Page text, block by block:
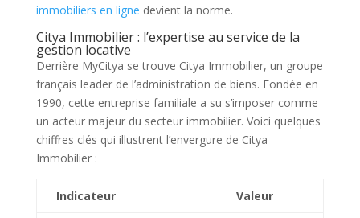
immobiliers en ligne devient la norme.
Citya Immobilier : l’expertise au service de la
gestion locative
Derrière MyCitya se trouve Citya Immobilier, un groupe
français leader de l’administration de biens. Fondée en
1990, cette entreprise familiale a su s’imposer comme
un acteur majeur du secteur immobilier. Voici quelques
chiffres clés qui illustrent l’envergure de Citya
Immobilier :
Indicateur Valeur